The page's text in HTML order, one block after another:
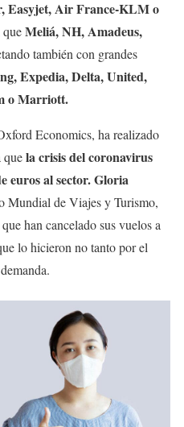
Easyjet, Air France-KLM o
queMeliá, NH, Amadeus,
también con grandes
Expedia, Delta, United,
o Marriott.
Economics, ha realizado
quela crisis del coronavirus
euros al sector.Gloria
Mundial de Viajes y Turismo,
han cancelado sus vuelos a
lo hicieron no tanto por el